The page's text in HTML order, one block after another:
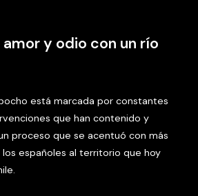
y odio con un río
está marcada por constantes
que han contenido y
proceso que se acentuó con más
los españoles al territorio que hoy